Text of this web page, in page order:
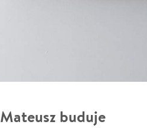
Mateusz buduje